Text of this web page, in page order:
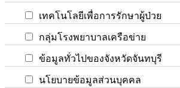
เทคโนโลยีเพื่อการรักษาผู้ป่วย
กลุ่มโรงพยาบาลเครือข่าย
ข้อมูลทั่วไปของจังหวัดจันทบุรี
นโยบายข้อมูลส่วนบุคคล